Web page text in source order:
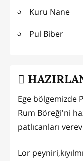
Kuru Nane
Pul Biber
Ege bölgemizde
Rum Böreği'ni
patlıcanları
Lor